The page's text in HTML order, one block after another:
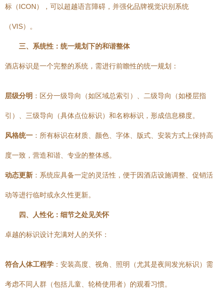
标（ICON），可以超越语言障碍，并强化品牌视觉识别系统
（VIS）。
三、系统性：统一规划下的和谐整体
酒店标识是一个完整的系统，需进行前瞻性的统一规划：
层级分明 ：区分一级导向（如区域总索引）、二级导向（如楼层指
引）、三级导向（具体点位标识）和名称标识，形成信息梯度。
风格统一 ：所有标识在材质、颜色、字体、版式、安装方式上保持高
度一致，营造和谐、专业的整体感。
动态更新 ：系统应具备一定的灵活性，便于因酒店设施调整、促销活
动等进行临时或永久性更新。
四、人性化：细节之处见关怀
卓越的标识设计充满对人的关怀：
符合人体工程学 ：安装高度、视角、照明（尤其是夜间发光标识）需
考虑不同人群（包括儿童、轮椅使用者）的观看习惯。